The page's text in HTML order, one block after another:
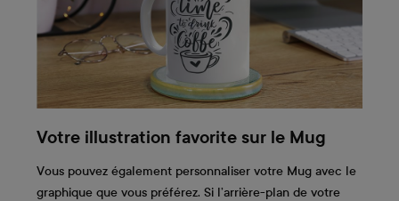
Votre illustration favorite sur le Mug
Vous pouvez également personnaliser votre Mug avec le
graphique que vous préférez. Si l’arrière-plan de votre